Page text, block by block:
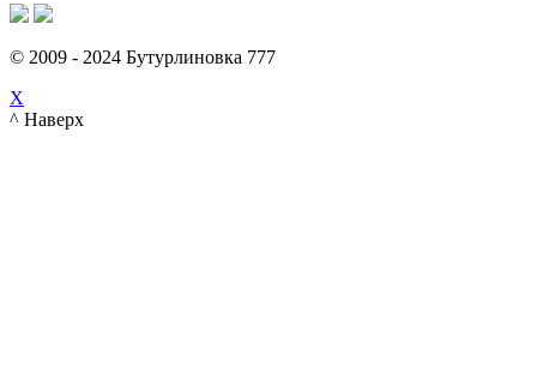
© 2009 - 2024 Бутурлиновка 777
X
^ Наверх